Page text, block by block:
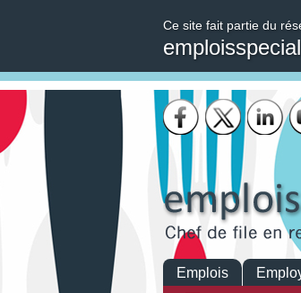
Ce site fait partie du
Emplois